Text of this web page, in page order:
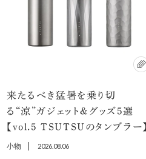
来たるべき猛暑を乗り切
る“涼”ガジェット＆グッズ5選
【vol.5 TSUTSUのタンブラー】
小物 2026.08.06